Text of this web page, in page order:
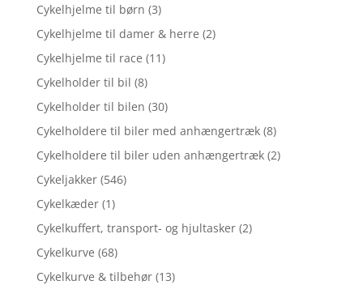
Cykelhjelme til børn (3)
Cykelhjelme til damer & herre (2)
Cykelhjelme til race (11)
Cykelholder til bil (8)
Cykelholder til bilen (30)
Cykelholdere til biler med anhængertræk (8)
Cykelholdere til biler uden anhængertræk (2)
Cykeljakker (546)
Cykelkæder (1)
Cykelkuffert, transport- og hjultasker (2)
Cykelkurve (68)
Cykelkurve & tilbehør (13)